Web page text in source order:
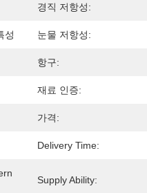
경직 저항성:
성 눈물 저항성:
항구:
재료 인증:
가격:
Delivery Time:
Supply Ability: